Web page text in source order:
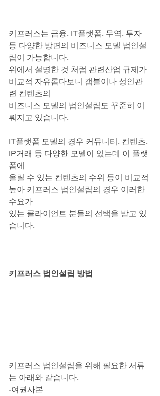
키프러스는 금융, IT플랫폼, 무역, 투자
등 다양한 방면의 비즈니스 모델 법인설
립이 가능합니다.
위에서 설명한 것 처럼 관련산업 규제가
비교적 자유롭다보니 갬블이나 성인관
련 컨텐츠의
비즈니스 모델의 법인설립도 꾸준히 이
뤄지고 있습니다.
IT플랫폼 모델의 경우 커뮤니티, 컨텐츠,
IP거래 등 다양한 모델이 있는데 이 플랫
폼에
올릴 수 있는 컨텐츠의 수위 등이 비교적
높아 키프러스 법인설립의 경우 이러한
수요가
있는 클라이언트 분들의 선택을 받고 있
습니다.
키프러스 법인설립 방법
키프러스 법인설립을 위해 필요한 서류
는 아래와 같습니다.
-여권사본